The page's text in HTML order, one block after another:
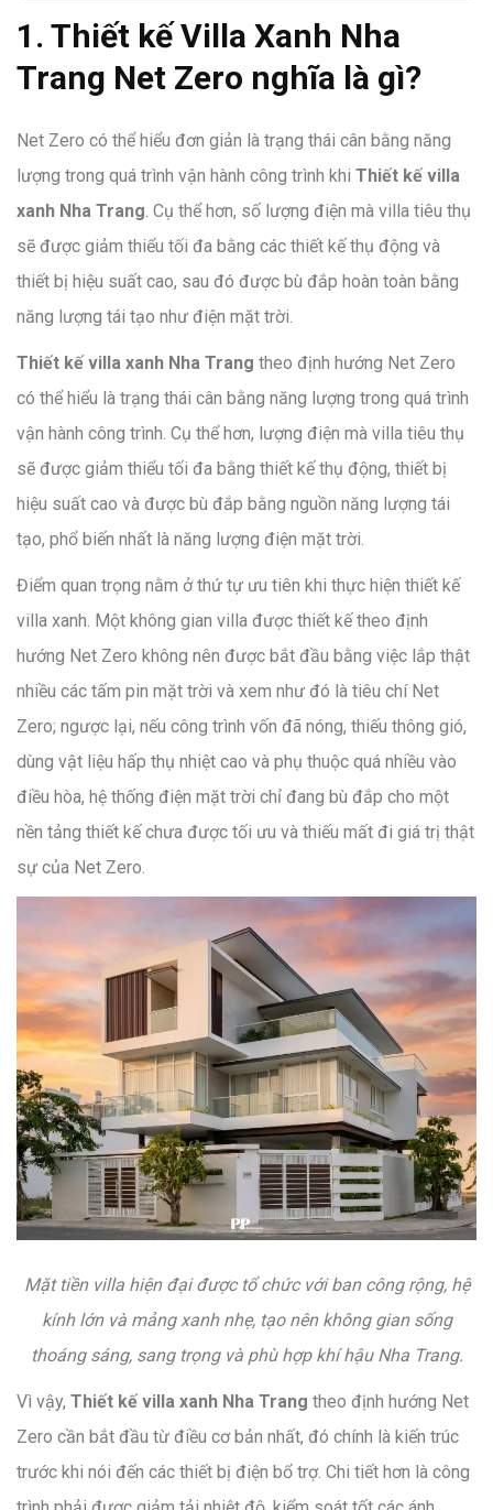
1. Thiết kế Villa Xanh Nha
Trang Net Zero nghĩa là gì?
Net Zero có thể hiểu đơn giản là trạng thái cân bằng năng
lượng trong quá trình vận hành công trình khi Thiết kế villa
xanh Nha Trang. Cụ thể hơn, số lượng điện mà villa tiêu thụ
sẽ được giảm thiểu tối đa bằng các thiết kế thụ động và
thiết bị hiệu suất cao, sau đó được bù đắp hoàn toàn bằng
năng lượng tái tạo như điện mặt trời.
Thiết kế villa xanh Nha Trang theo định hướng Net Zero
có thể hiểu là trạng thái cân bằng năng lượng trong quá trình
vận hành công trình. Cụ thể hơn, lượng điện mà villa tiêu thụ
sẽ được giảm thiểu tối đa bằng thiết kế thụ động, thiết bị
hiệu suất cao và được bù đắp bằng nguồn năng lượng tái
tạo, phổ biến nhất là năng lượng điện mặt trời.
Điểm quan trọng nằm ở thứ tự ưu tiên khi thực hiện thiết kế
villa xanh. Một không gian villa được thiết kế theo định
hướng Net Zero không nên được bắt đầu bằng việc lắp thật
nhiều các tấm pin mặt trời và xem như đó là tiêu chí Net
Zero; ngược lại, nếu công trình vốn đã nóng, thiếu thông gió,
dùng vật liệu hấp thụ nhiệt cao và phụ thuộc quá nhiều vào
điều hòa, hệ thống điện mặt trời chỉ đang bù đắp cho một
nền tảng thiết kế chưa được tối ưu và thiếu mất đi giá trị thật
sự của Net Zero.
Mặt tiền villa hiện đại được tổ chức với ban công rộng, hệ
kính lớn và mảng xanh nhẹ, tạo nên không gian sống
thoáng sáng, sang trọng và phù hợp khí hậu Nha Trang.
Vì vậy, Thiết kế villa xanh Nha Trang theo định hướng Net
Zero cần bắt đầu từ điều cơ bản nhất, đó chính là kiến trúc
trước khi nói đến các thiết bị điện bổ trợ. Chi tiết hơn là công